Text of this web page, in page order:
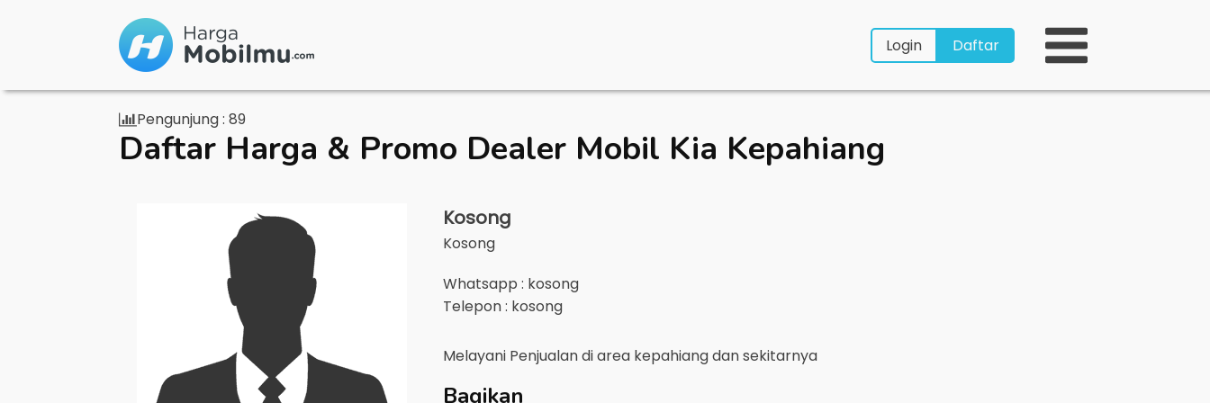
Login Daftar
Pengunjung : 89
Daftar Harga & Promo Dealer Mobil Kia Kepahiang
Kosong
Kosong
Whatsapp : kosong
Telepon : kosong
Melayani Penjualan di area kepahiangdan sekitarnya
Bagikan